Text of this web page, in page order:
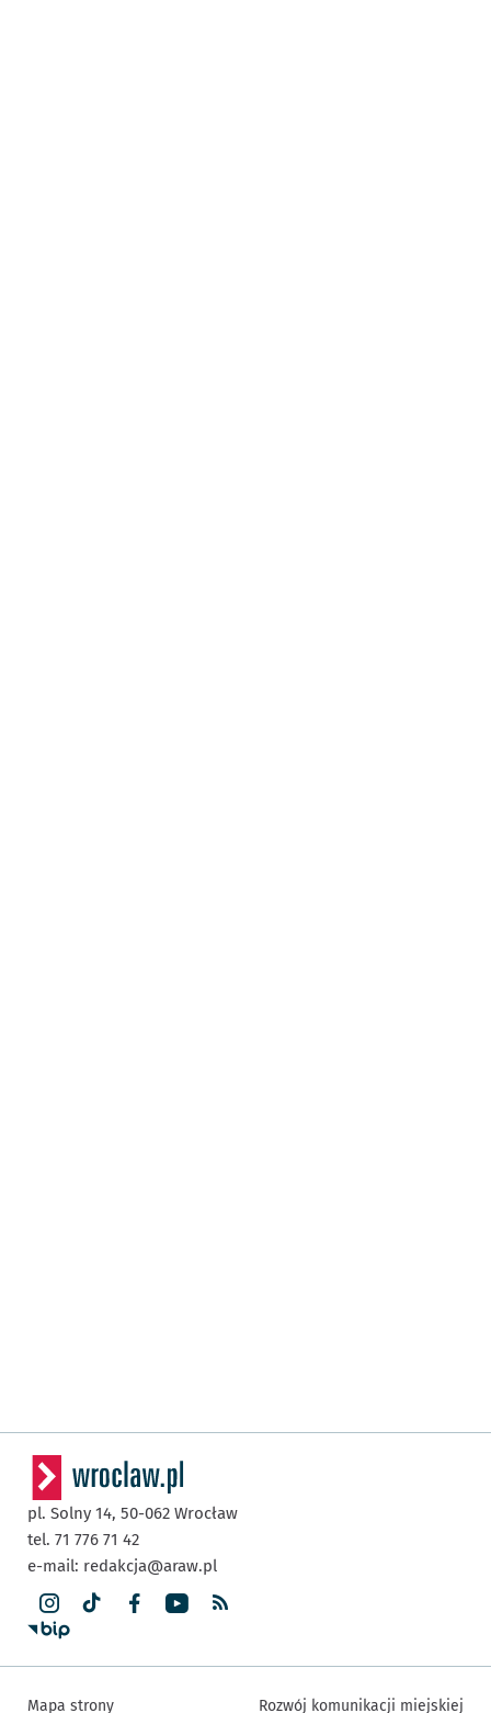
pl. Solny 14, 50-062 Wrocław
tel. 71 776 71 42
e-mail: redakcja@araw.pl
Mapa strony Rozwój komunikacji miejskiej